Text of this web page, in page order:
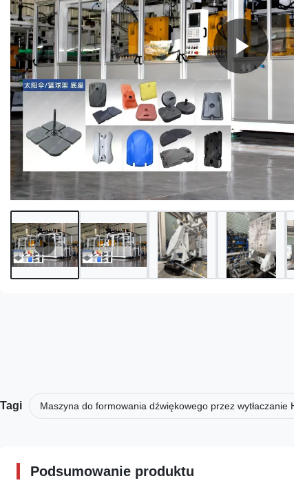
Tagi Maszyna do formowania dźwiękowego przez wytłaczanie
Podsumowanie produktu